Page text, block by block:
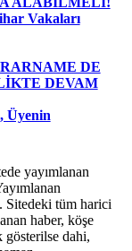
Vakaları
DE
DEVAM
Üyenin
yayımlanan
Sitedeki tüm harici
haber, köşe
gösterilse dahi,